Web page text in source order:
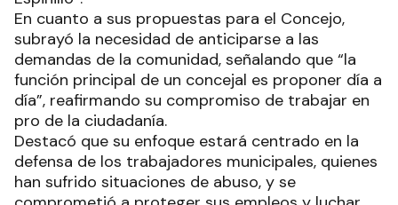
En cuanto a sus propuestas para el Concejo,
subrayó la necesidad de anticiparse a las
demandas de la comunidad, señalando que “la
función principal de un concejal es proponer día a
día”, reafirmando su compromiso de trabajar en
pro de la ciudadanía.
Destacó que su enfoque estará centrado en la
defensa de los trabajadores municipales, quienes
han sufrido situaciones de abuso, y se